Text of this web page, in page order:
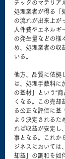
チックのマテリア
処理業者が得る「
の流れが出来上が
人件費やエネルギ
の発生量などの様
め、処理業者の収
いる。
他方、品質に依拠
は、処理手数料に
の基材」という“
くなる。この売却
る公正な評価に基
より決定されるた
れば収益が安定し
事となる。これか
ジネスにおいては
却益」の調和を如